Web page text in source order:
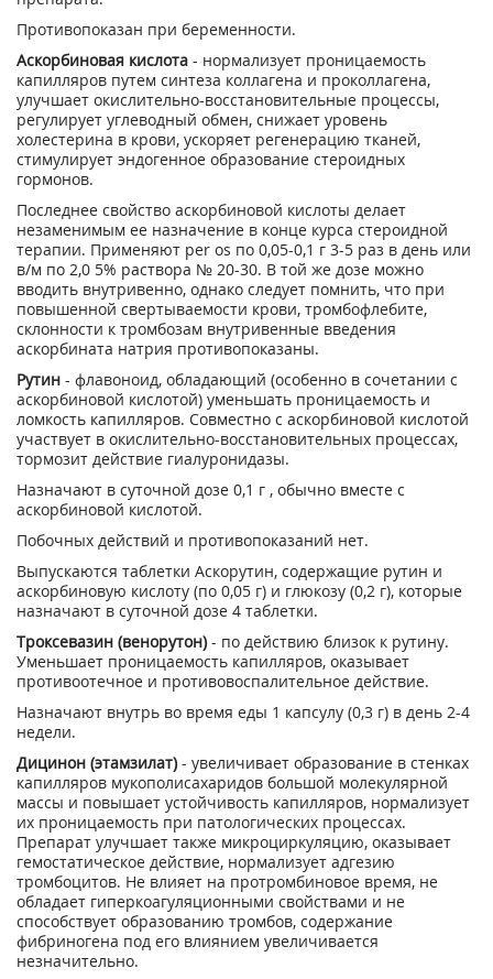
Противопоказан при беременности.
Аскорбиновая кислота - нормализует проницаемость
капилляров путем синтеза коллагена и проколлагена,
улучшает окислительно-восстановительные процессы,
регулирует углеводный обмен, снижает уровень
холестерина в крови, ускоряет регенерацию тканей,
стимулирует эндогенное образование стероидных
гормонов.
Последнее свойство аскорбиновой кислоты делает
незаменимым ее назначение в конце курса стероидной
терапии. Применяют per os по 0,05-0,1 г 3-5 раз в день или
в/м по 2,0 5% раствора № 20-30. В той же дозе можно
вводить внутривенно, однако следует помнить, что при
повышенной свертываемости крови, тромбофлебите,
склонности к тромбозам внутривенные введения
аскорбината натрия противопоказаны.
Рутин - флавоноид, обладающий (особенно в сочетании с
аскорбиновой кислотой) уменьшать проницаемость и
ломкость капилляров. Совместно с аскорбиновой кислотой
участвует в окислительно-восстановительных процессах,
тормозит действие гиалуронидазы.
Назначают в суточной дозе 0,1 г , обычно вместе с
аскорбиновой кислотой.
Побочных действий и противопоказаний нет.
Выпускаются таблетки Аскорутин, содержащие рутин и
аскорбиновую кислоту (по 0,05 г) и глюкозу (0,2 г), которые
назначают в суточной дозе 4 таблетки.
Троксевазин (венорутон)- по действию близок к рутину.
Уменьшает проницаемость капилляров, оказывает
противоотечное и противовоспалительное действие.
Назначают внутрь во время еды 1 капсулу (0,3 г) в день 2-4
недели.
Дицинон (этамзилат)- увеличивает образование в стенках
капилляров мукополисахаридов большой молекулярной
массы и повышает устойчивость капилляров, нормализует
их проницаемость при патологических процессах.
Препарат улучшает также микроциркуляцию, оказывает
гемостатическое действие, нормализует адгезию
тромбоцитов. Не влияет на протромбиновое время, не
обладает гиперкоагуляционными свойствами и не
способствует образованию тромбов, содержание
фибриногена под его влиянием увеличивается
незначительно.